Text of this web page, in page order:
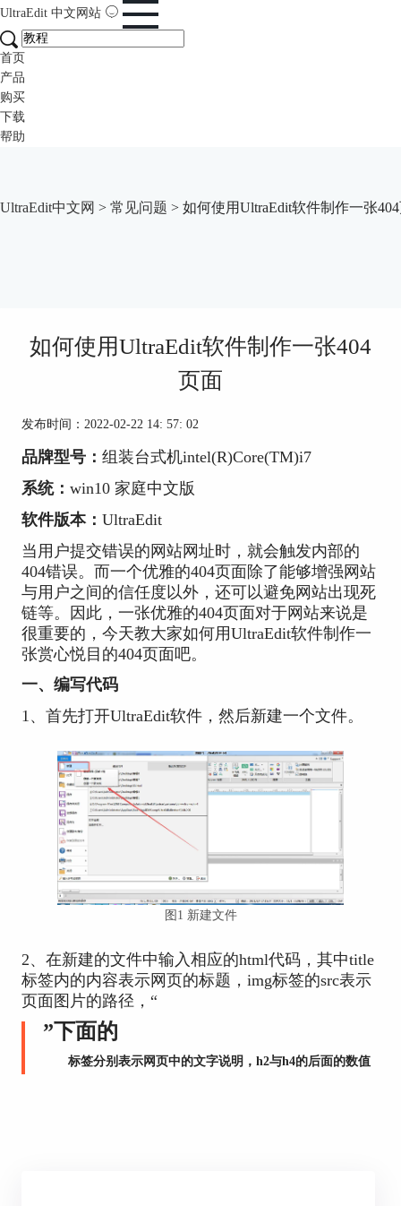
UltraEdit 中文网站
首页
产品
购买
下载
帮助
UltraEdit中文网 > 常见问题 > 如何使用UltraEdit软件制作一张
如何使用UltraEdit软件制作一张404
页面
发布时间：2022-02-22 14: 57: 02
品牌型号： 组装台式机intel(R)Core(TM)i7
系统： win10 家庭中文版
软件版本： UltraEdit
当用户提交错误的网站网址时，就会触发内部的
404错误。而一个优雅的404页面除了能够增强网站
与用户之间的信任度以外，还可以避免网站出现死
链等。因此，一张优雅的404页面对于网站来说是
很重要的，今天教大家如何用UltraEdit软件制作一
张赏心悦目的404页面吧。
一、编写代码
1、首先打开UltraEdit软件，然后新建一个文件。
图1 新建文件
2、在新建的文件中输入相应的html代码，其中title
标签内的内容表示网页的标题，img标签的src表示
页面图片的路径，“
”下面的
标签分别表示网页中的文字说明，h2与h4的后面的数值